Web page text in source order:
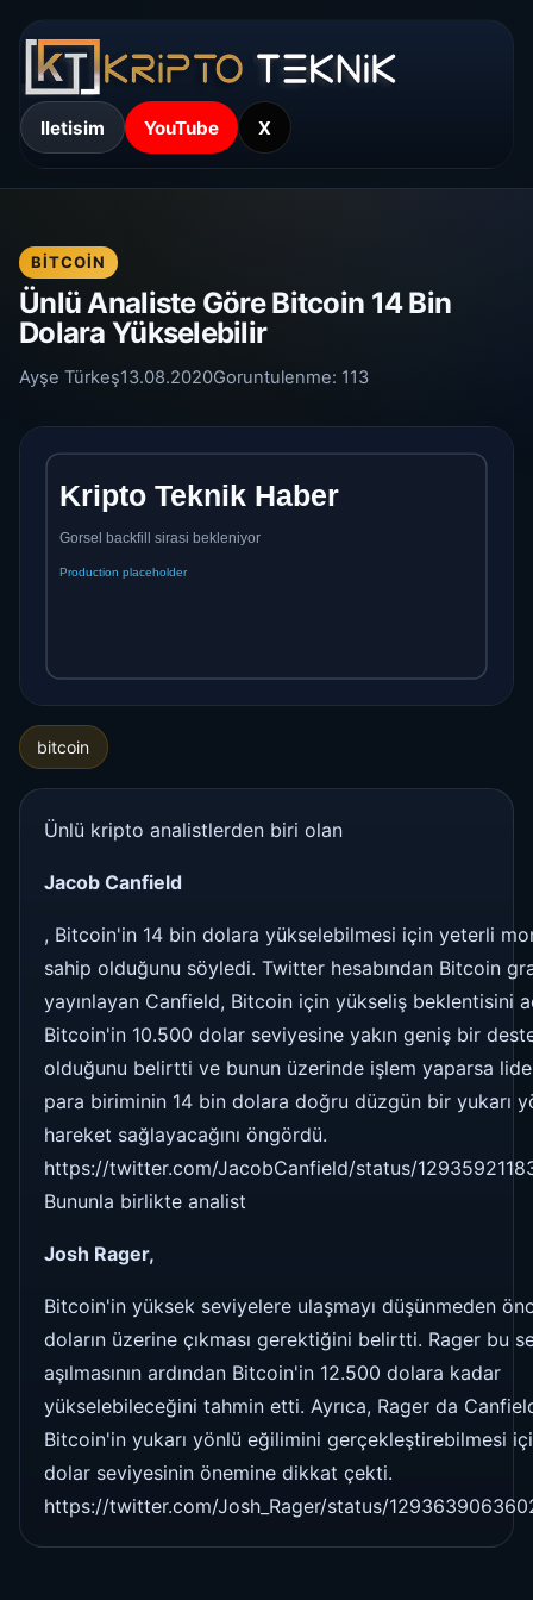
Iletisim YouTube X
BITCOIN
Ünlü Analiste Göre Bitcoin 14 Bin
Dolara Yükselebilir
Ayşe Türkeş13.08.2020Goruntulenme: 113
bitcoin
Ünlü kripto analistlerden biri olan
Jacob Canfield
, Bitcoin'in 14 bin dolara yükselebilmesi için yeterli
sahip olduğunu söyledi. Twitter hesabından Bitcoin
yayınlayan Canfield, Bitcoin için yükseliş beklentisini
Bitcoin'in 10.500 dolar seviyesine yakın geniş bir
olduğunu belirtti ve bunun üzerinde işlem yaparsa
para biriminin 14 bin dolara doğru düzgün bir yukarı
hareket sağlayacağını öngördü.
https://twitter.com/JacobCanfield/status/
Bununla birlikte analist
Josh Rager,
Bitcoin'in yüksek seviyelere ulaşmayı düşünmeden
doların üzerine çıkması gerektiğini belirtti. Rager bu
aşılmasının ardından Bitcoin'in 12.500 dolara kadar
yükselebileceğini tahmin etti. Ayrıca, Rager da
Bitcoin'in yukarı yönlü eğilimini gerçekleştirebilmesi
dolar seviyesinin önemine dikkat çekti.
https://twitter.com/Josh_Rager/status/